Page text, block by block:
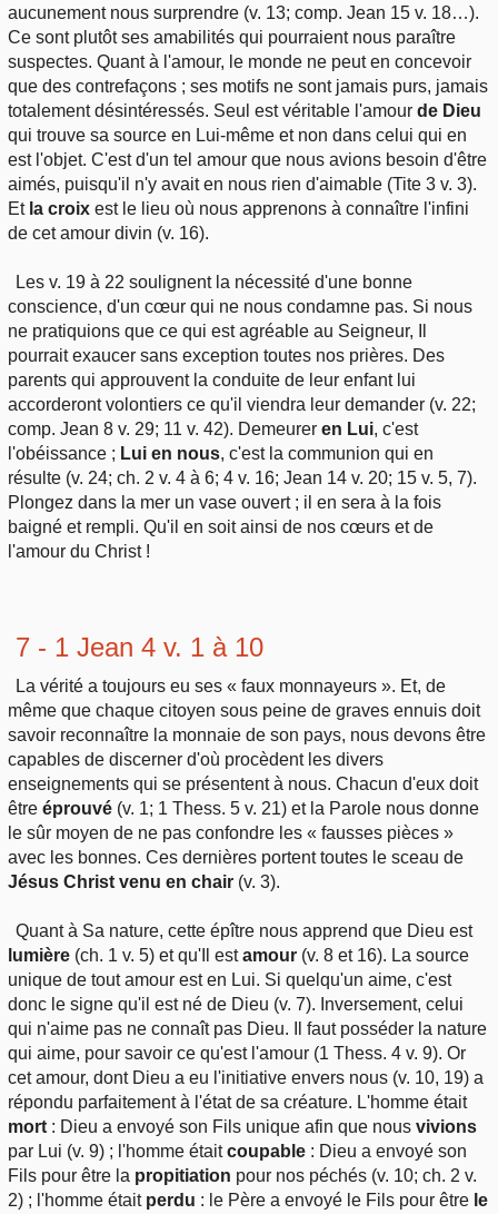
aucunement nous surprendre (v. 13; comp. Jean 15 v. 18…).
Ce sont plutôt ses amabilités qui pourraient nous paraître
suspectes. Quant à l'amour, le monde ne peut en concevoir
que des contrefaçons ; ses motifs ne sont jamais purs, jamais
totalement désintéressés. Seul est véritable l'amour de Dieu
qui trouve sa source en Lui-même et non dans celui qui en
est l'objet. C'est d'un tel amour que nous avions besoin d'être
aimés, puisqu'il n'y avait en nous rien d'aimable (Tite 3 v. 3).
Et la croix est le lieu où nous apprenons à connaître l'infini
de cet amour divin (v. 16).
Les v. 19 à 22 soulignent la nécessité d'une bonne
conscience, d'un cœur qui ne nous condamne pas. Si nous
ne pratiquions que ce qui est agréable au Seigneur, Il
pourrait exaucer sans exception toutes nos prières. Des
parents qui approuvent la conduite de leur enfant lui
accorderont volontiers ce qu'il viendra leur demander (v. 22;
comp. Jean 8 v. 29; 11 v. 42). Demeurer en Lui, c'est
l'obéissance ; Lui en nous, c'est la communion qui en
résulte (v. 24; ch. 2 v. 4 à 6; 4 v. 16; Jean 14 v. 20; 15 v. 5, 7).
Plongez dans la mer un vase ouvert ; il en sera à la fois
baigné et rempli. Qu'il en soit ainsi de nos cœurs et de
l'amour du Christ !
7 - 1 Jean 4 v. 1 à 10
La vérité a toujours eu ses « faux monnayeurs ». Et, de
même que chaque citoyen sous peine de graves ennuis doit
savoir reconnaître la monnaie de son pays, nous devons être
capables de discerner d'où procèdent les divers
enseignements qui se présentent à nous. Chacun d'eux doit
être éprouvé (v. 1; 1 Thess. 5 v. 21) et la Parole nous donne
le sûr moyen de ne pas confondre les « fausses pièces »
avec les bonnes. Ces dernières portent toutes le sceau de
Jésus Christ venu en chair (v. 3).
Quant à Sa nature, cette épître nous apprend que Dieu est
lumière (ch. 1 v. 5) et qu'Il estamour (v. 8 et 16). La source
unique de tout amour est en Lui. Si quelqu'un aime, c'est
donc le signe qu'il est né de Dieu (v. 7). Inversement, celui
qui n'aime pas ne connaît pas Dieu. Il faut posséder la nature
qui aime, pour savoir ce qu'est l'amour (1 Thess. 4 v. 9). Or
cet amour, dont Dieu a eu l'initiative envers nous (v. 10, 19) a
répondu parfaitement à l'état de sa créature. L'homme était
mort : Dieu a envoyé son Fils unique afin que nous vivions
par Lui (v. 9) ; l'homme étaitcoupable : Dieu a envoyé son
Fils pour être la propitiation pour nos péchés (v. 10; ch. 2 v.
2) ; l'homme était perdu : le Père a envoyé le Fils pour être le